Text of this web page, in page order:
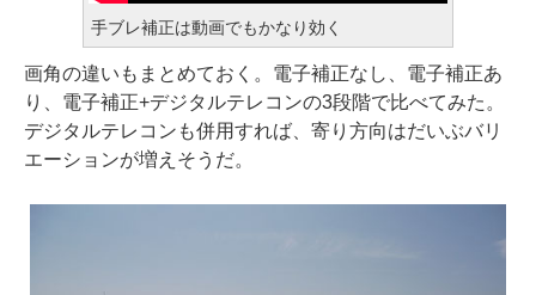
手ブレ補正は動画でもかなり効く
画角の違いもまとめておく。電子補正なし、電子補正あ
り、電子補正+デジタルテレコンの3段階で比べてみた。
デジタルテレコンも併用すれば、寄り方向はだいぶバリ
エーションが増えそうだ。